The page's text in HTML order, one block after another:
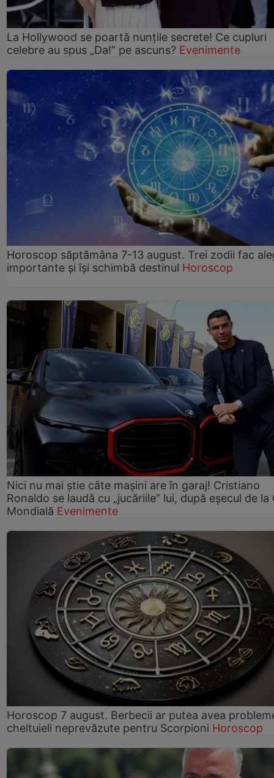
La Hollywood se poartă nunțile secrete! Ce cupluri
celebre au spus „Da!” pe ascuns? Evenimente
Horoscop săptămâna 7-13 august. Trei zodii fac
importante și își schimbă destinul Horoscop
Nici nu mai știe câte mașini are în garaj! Cristiano
Ronaldo se laudă cu „jucăriile” lui, după eșecul de la
Mondială Evenimente
Horoscop 7 august. Berbecii ar putea avea
cheltuieli neprevăzute pentru Scorpioni Horoscop